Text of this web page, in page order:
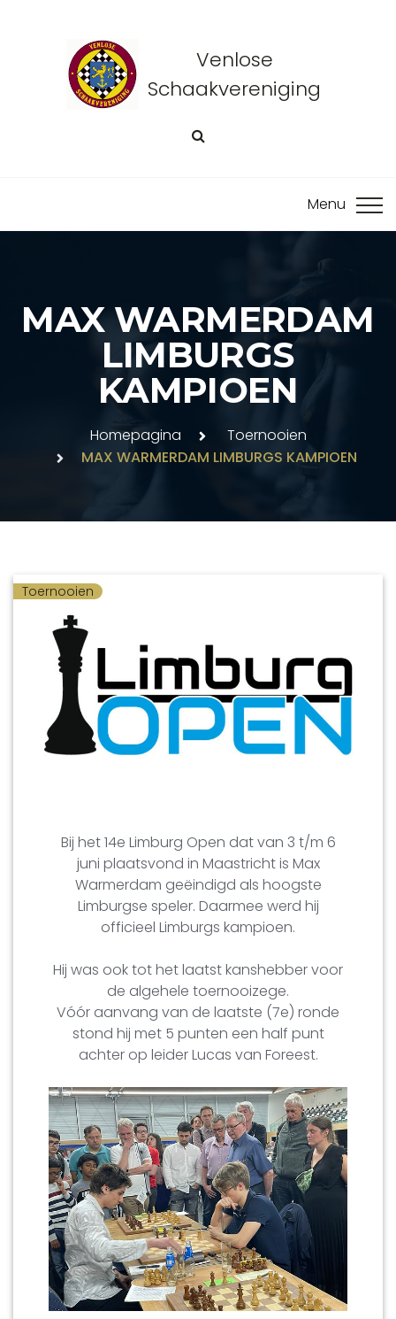
Venlose
Schaakvereniging
MAX WARMERDAM
LIMBURGS
KAMPIOEN
Homepagina
Toernooien
MAX WARMERDAM LIMBURGS KAMPIOEN
Toernooien
Bij het 14e Limburg Open dat van 3 t/m 6
juni plaatsvond in Maastricht is Max
Warmerdam geëindigd als hoogste
Limburgse speler. Daarmee werd hij
officieel Limburgs kampioen.
Hij was ook tot het laatst kanshebber voor
de algehele toernooizege.
Vóór aanvang van de laatste (7e) ronde
stond hij met 5 punten een half punt
achter op leider Lucas van Foreest.